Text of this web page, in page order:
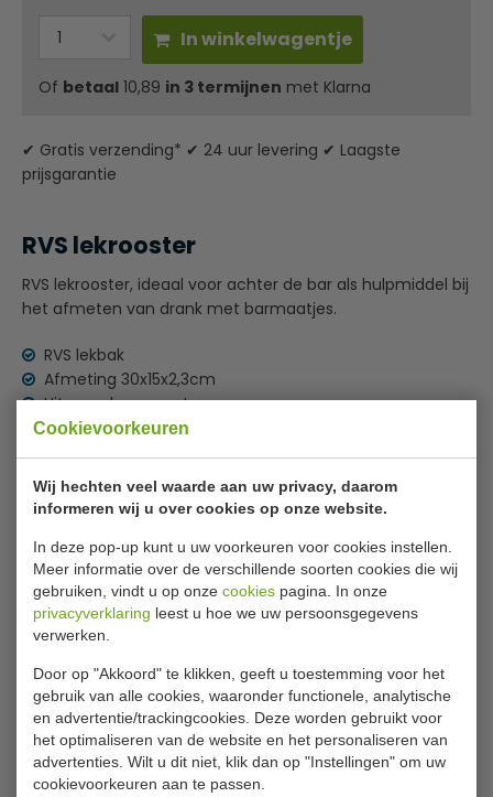
Cookievoorkeuren
Wij hechten veel waarde aan uw privacy, daarom
informeren wij u over cookies op onze website.
In deze pop-up kunt u uw voorkeuren voor cookies instellen.
Meer informatie over de verschillende soorten cookies die wij
gebruiken, vindt u op onze cookies pagina. In onze
privacyverklaring leest u hoe we uw persoonsgegevens
verwerken.
Door op "Akkoord" te klikken, geeft u toestemming voor het
gebruik van alle cookies, waaronder functionele, analytische
en advertentie/trackingcookies. Deze worden gebruikt voor
het optimaliseren van de website en het personaliseren van
advertenties. Wilt u dit niet, klik dan op "Instellingen" om uw
cookievoorkeuren aan te passen.
In winkelwagentje
Of betaal 10,89 in 3 termijnen met Klarna
✔ Gratis verzending* ✔ 24 uur levering ✔ Laagste
prijsgarantie
RVS lekrooster
RVS lekrooster, ideaal voor achter de bar als hulpmiddel bij
het afmeten van drank met barmaatjes.
RVS lekbak
Afmeting 30x15x2,3cm
Uitneembaar rooster
Vaatwasserbestendig
Handig om al uw barmaatjes op te zetten
Barmaatjes kunnen na het afspoelen zonder
problemen ondersteboven op het rooster gezet
Lees meer
Specificaties
Model:
D 825
Afmetingen HxBxD
2,3 x 30 x 15 cm
Gewicht
640 Gram
Materiaal
RVS
Is dit iets voor jou?